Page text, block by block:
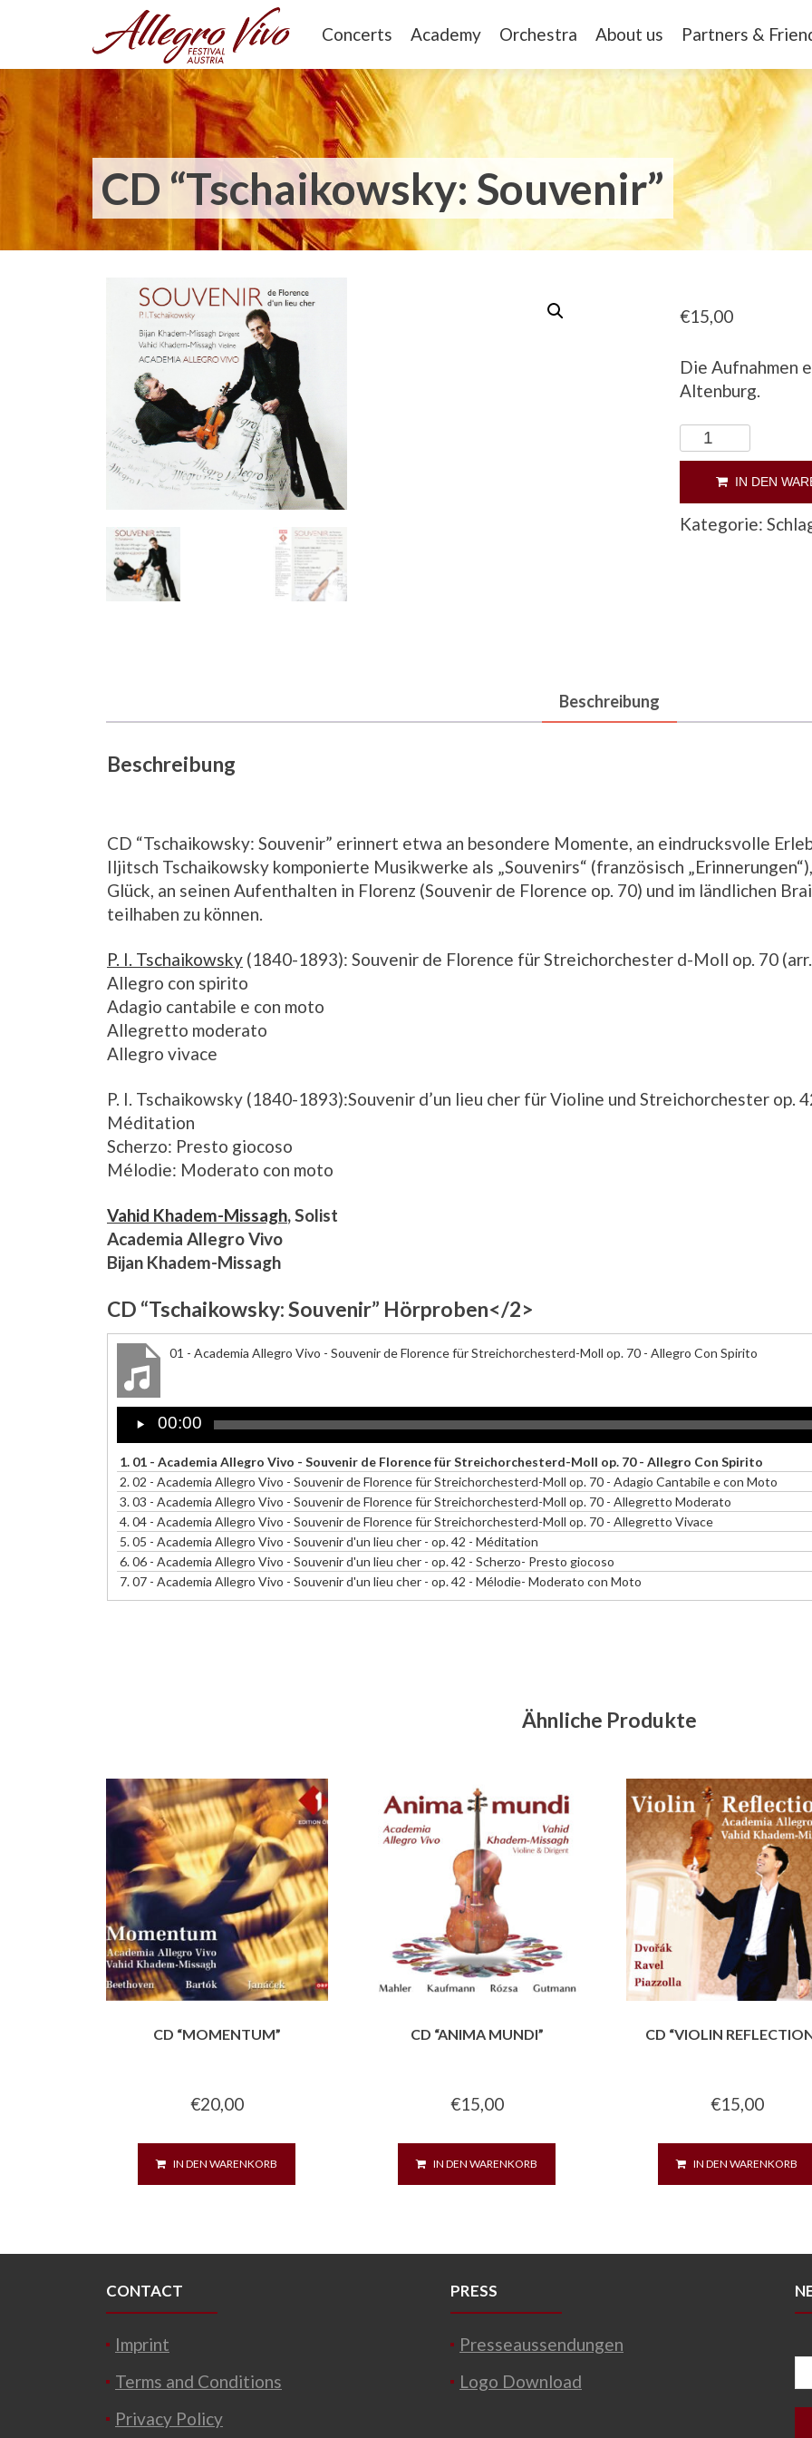
Concerts Academy Orchestra About us Partners &
CD “Tschaikowsky: Souvenir”
€15,00
Die Aufnahmen
Altenburg.
"Tschaikowsky:
Souvenir"
Menge
IN DEN
Kategorie:
Beschreibung
Beschreibung
CD “Tschaikowsky: Souvenir” erinnert etwa an besondere Momente, an eindrucksvolle
Iljitsch Tschaikowsky komponierte Musikwerke als „Souvenirs“ (französisch
Glück, an seinen Aufenthalten in Florenz (Souvenir de Florence op. 70) und im ländlichen
teilhaben zu können.
P. I. Tschaikowsky (1840-1893): Souvenir de Florence für Streichorchester d-Moll op. 70
Allegro con spirito
Adagio cantabile e con moto
Allegretto moderato
Allegro vivace
P. I. Tschaikowsky (1840-1893):Souvenir d’un lieu cher für Violine und Streichorchester op.
Méditation
Scherzo: Presto giocoso
Mélodie: Moderato con moto
Vahid Khadem-Missagh, Solist
Academia Allegro Vivo
Bijan Khadem-Missagh
CD “Tschaikowsky: Souvenir” Hörproben</2>
01 - Academia Allegro Vivo - Souvenir de Florence für Streichorchesterd-Moll op. 70 - Allegro Con Spirito
Audio
Player
00:00
1. 01 - Academia Allegro Vivo - Souvenir de Florence für Streichorchesterd-Moll op. 70 - Allegro Con Spirito
2.02 - Academia Allegro Vivo - Souvenir de Florence für Streichorchesterd-Moll op. 70 - Adagio Cantabile e con Moto
3.03 - Academia Allegro Vivo - Souvenir de Florence für Streichorchesterd-Moll op. 70 - Allegretto Moderato
4.04 - Academia Allegro Vivo - Souvenir de Florence für Streichorchesterd-Moll op. 70 - Allegretto Vivace
5.05 - Academia Allegro Vivo - Souvenir d'un lieu cher - op. 42 - Méditation
6.06 - Academia Allegro Vivo - Souvenir d'un lieu cher - op. 42 - Scherzo- Presto giocoso
7.07 - Academia Allegro Vivo - Souvenir d'un lieu cher - op. 42 - Mélodie- Moderato con Moto
Ähnliche Produkte
CD “MOMENTUM”
€20,00
IN DEN WARENKORB
CD “ANIMA MUNDI”
€15,00
IN DEN WARENKORB
CD “VIOLIN
€15,00
IN DEN WARENKORB
CONTACT
Imprint
Terms and Conditions
Privacy Policy
PRESS
Presseaussendungen
Logo Download